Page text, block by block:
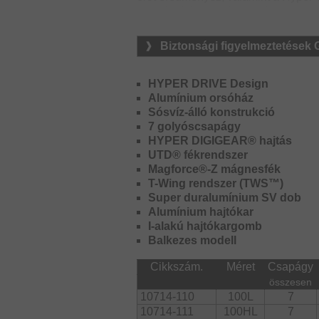
A mechanikus fék Zero Adjuster-je
távolságot eredményezzen. (ezt a
Az orsó gond nélkül tisztítható
Az új Tatula TW 100 egy igazi
választás.
Biztonsági figyelmeztetések
HYPER DRIVE Design
Alumínium orsóház
Sósvíz-álló konstrukció
7 golyóscsapágy
HYPER DIGIGEAR® hajtás
UTD® fékrendszer
Magforce®-Z mágnesfék
T-Wing rendszer (TWS™)
Super duralumínium SV dob
Alumínium hajtókar
I-alakú hajtókargomb
Balkezes modell
Cikkszám. Méret Csapágy
összesen
10714-110 100L 7
10714-111
100HL 7